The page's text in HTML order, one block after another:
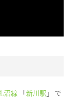
沼線 「新川駅 」 で